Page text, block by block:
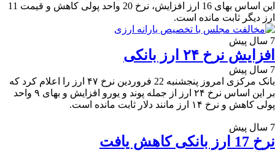
این اساس بهای 16 ارز افزایش، نرخ 20 واحد پولی کاهش و قیمت 11
ارز دیگر ثابت مانده است.
7 سال پیش
افزایش نرخ ۲۴ ارز بانکی
7 سال پیش
بانک مرکزی امروز پنجشنبه 22 فروردین نرخ ۴۷ ارز را اعلام کرد که
بر این اساس نرخ ۲۴ ارز از جمله پوند و یورو افزایش و بهای ۹ واحد
پولی کاهش و نرخ ۱۴ ارز مانند دلار ثابت مانده است.
7 سال پیش
نرخ 17 ارز بانکی کاهش یافت